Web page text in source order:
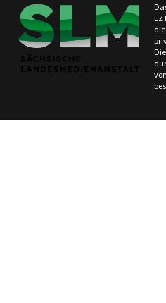
LZ